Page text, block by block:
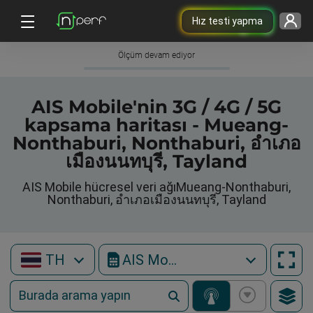
Hız testi yapma
Ölçüm devam ediyor
AIS Mobile'nin 3G / 4G / 5G
kapsama haritası - Mueang-
Nonthaburi, Nonthaburi, อำเภอ
เมืองนนทบุรี, Tayland
AIS Mobile hücresel veri ağıMueang-Nonthaburi,
Nonthaburi, อำเภอเมืองนนทบุรี, Tayland
TH AIS Mobile